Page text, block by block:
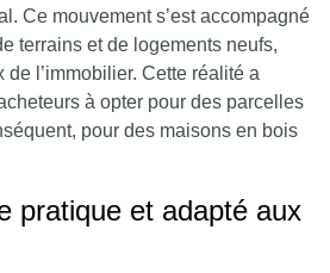
Ce mouvement s’est accompagné
terrains et de logements neufs,
l’immobilier. Cette réalité a
à opter pour des parcelles
pour des maisons en bois
pratique et adapté aux